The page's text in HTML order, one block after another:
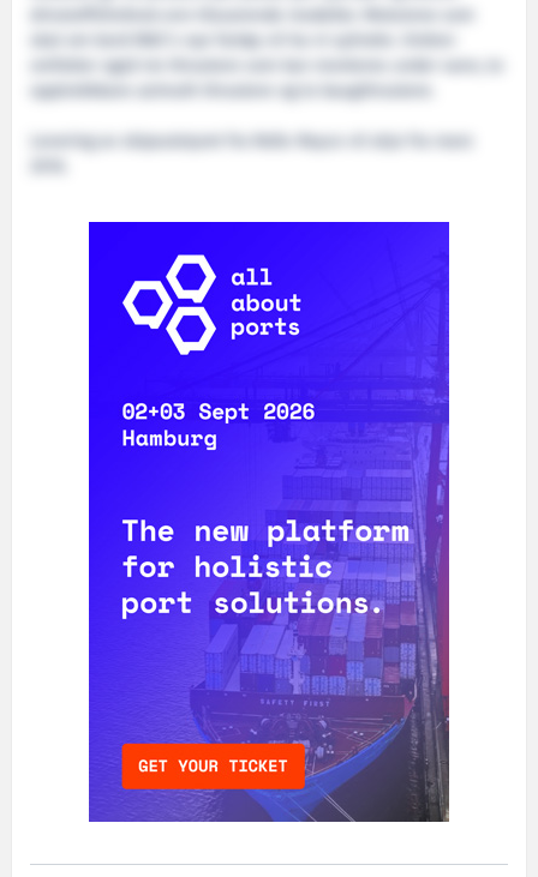
skal om bord MAC’s nye fartøy vil ha ni sylindre. Ordren
omfatter også tre thrustere som kan monteres under vann, to
opptrekkbare azimuth thrustere og to baugthrustere.
Levering av skipsutstyret fra Rolls-Royce vil skje fra mars